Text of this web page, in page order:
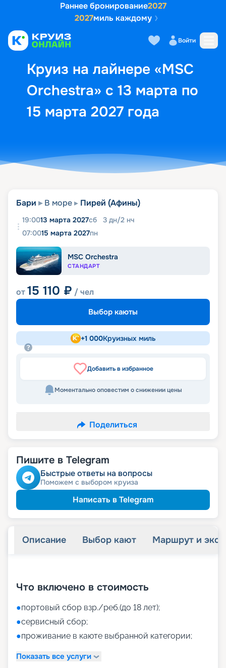
Раннее бронирование2027
2027миль каждому
Войти
Круиз на лайнере «MSC
Orchestra» с 13 марта по
15 марта 2027 года
Выбор кают Маршрут и
Бари В море Пирей (Афины)
19:0013 марта 2027сб 3 дн/2 нч
07:0015 марта 2027пн
MSC Orchestra
СТАНДАРТ
от15 110 ₽ / чел
Выбор каюты
+1 000Круизных миль
Добавить в избранное
Моментально оповестим о снижении цены
Поделиться
Пишите в Telegram
Быстрые ответы на вопросы
Поможем с выбором круиза
Написать в Telegram
Описание Выбор кают Маршрут и
Что включено в стоимость
●портовый сбор взр./реб.(до 18 лет);
●сервисный сбор;
●проживание в каюте выбранной категории;
Показать все услуги